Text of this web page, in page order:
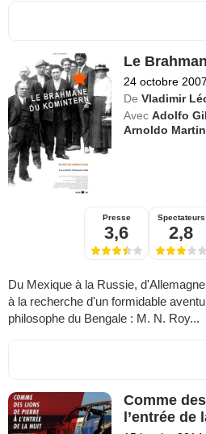
Le
24 octobre 2007
De Vladimir
Avec Adolfo
Arnoldo
Presse
3,6
Spectateurs
2,8
Du Mexique à la Russie,
à la recherche d'un formidable
philosophe du Bengale : M. N. Roy...
Comme
l’entrée de